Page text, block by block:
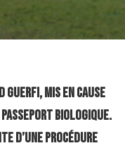
Guerfi, mis en cause
biologique.
d’une procédure